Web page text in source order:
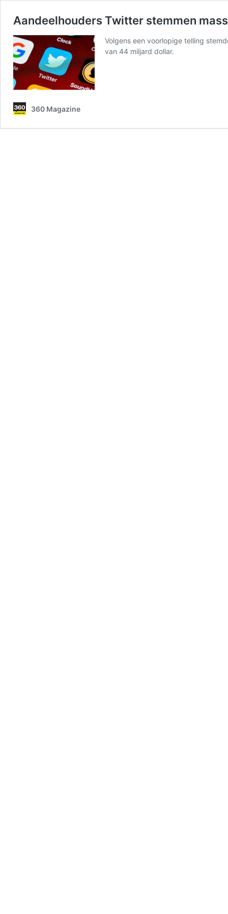
Aandeelhouders Twitter stemmen
Volgens een voorlopige telling
van 44 miljard dollar.
360 Magazine